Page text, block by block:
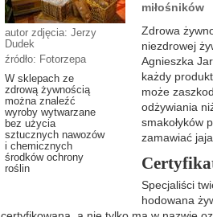
autor zdjęcia: Jerzy
Dudek
źródło: Fotorzepa
W sklepach ze
zdrową żywnością
można znaleźć
wyroby wytwarzane
bez użycia
sztucznych nawozów
i chemicznych
środków ochrony
roślin
miłośników
Zdrowa
niezdrowej
Agnieszka
każdy
może
odżywiania
smakołyków
zamawiać
Specjaliści
hodowana